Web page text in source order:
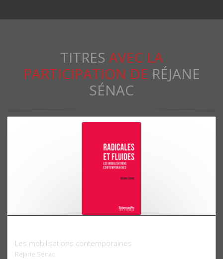
TITRES AVEC LA
PARTICIPATION DE RÉJANE
SÉNAC
Les mobilisations contemporaines
Réjane Sénac